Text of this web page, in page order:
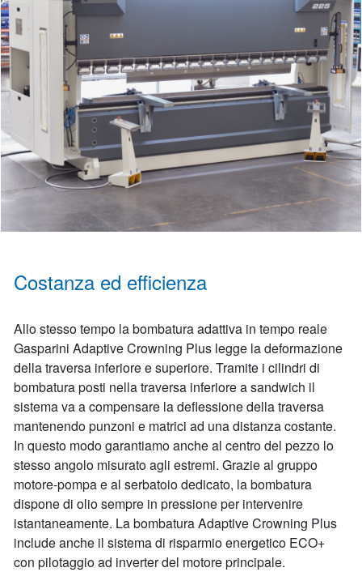
Costanza ed efficienza
Allo stesso tempo la bombatura adattiva in tempo reale
Gasparini Adaptive Crowning Plus legge la deformazione
della traversa inferiore e superiore. Tramite i cilindri di
bombatura posti nella traversa inferiore a sandwich il
sistema va a compensare la deflessione della traversa
mantenendo punzoni e matrici ad una distanza costante.
In questo modo garantiamo anche al centro del pezzo lo
stesso angolo misurato agli estremi. Grazie al gruppo
motore-pompa e al serbatoio dedicato, la bombatura
dispone di olio sempre in pressione per intervenire
istantaneamente. La bombatura Adaptive Crowning Plus
include anche il sistema di risparmio energetico ECO+
con pilotaggio ad inverter del motore principale.